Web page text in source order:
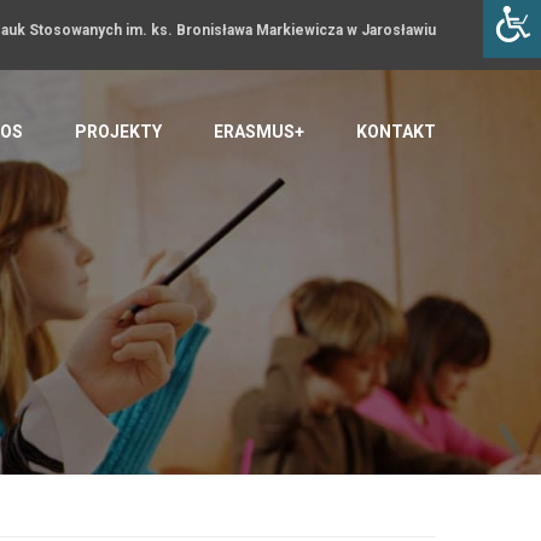
Stosowanych im. ks. Bronisława Markiewicza w Jarosławiu
PROJEKTY ERASMUS+ KONTAKT